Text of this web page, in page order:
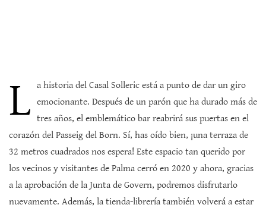
L a historia del Casal Solleric está a punto de dar un giro
emocionante. Después de un parón que ha durado más de
tres años, el emblemático bar reabrirá sus puertas en el
corazón del Passeig del Born. Sí, has oído bien, ¡una terraza de
32 metros cuadrados nos espera! Este espacio tan querido por
los vecinos y visitantes de Palma cerró en 2020 y ahora, gracias
a la aprobación de la Junta de Govern, podremos disfrutarlo
nuevamente. Además, la tienda-librería también volverá a estar